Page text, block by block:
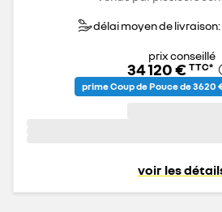
délai moyen de livraison:
prix conseillé
34 120 € TTC*
prime Coup de Pouce de 3 620
voir les